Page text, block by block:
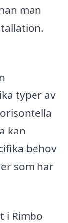
man
typer av
kan
behov
som har
i Rimbo